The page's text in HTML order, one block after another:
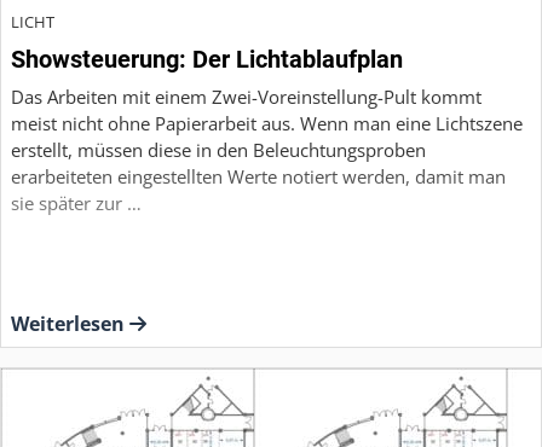
LICHT
Showsteuerung: Der Lichtablaufplan
Das Arbeiten mit einem Zwei-Voreinstellung-Pult kommt
meist nicht ohne Papierarbeit aus. Wenn man eine Lichtszene
erstellt, müssen diese in den Beleuchtungsproben
erarbeiteten eingestellten Werte notiert werden, damit man
sie später zur …
Weiterlesen